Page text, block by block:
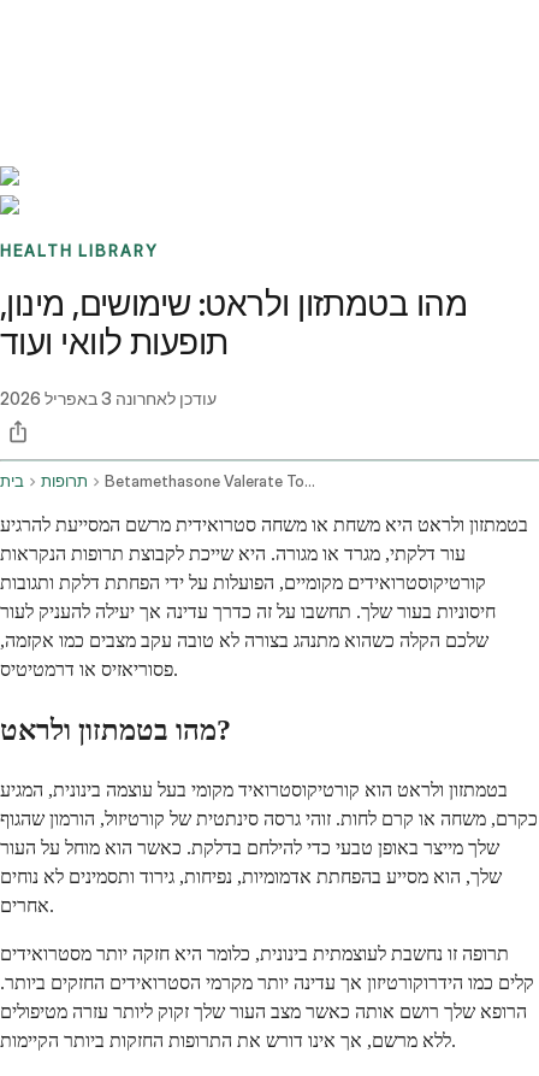
HEALTH LIBRARY
מהו בטמתזון ולראט: שימושים, מינון,
תופעות לוואי ועוד
עודכן לאחרונה 3 באפריל 2026
בית תרופות Betamethasone Valerate Topical Application Route
בטמתזון ולראט היא משחת או משחה סטרואידית מרשם המסייעת להרגיע
עור דלקתי, מגרד או מגורה. היא שייכת לקבוצת תרופות הנקראות
קורטיקוסטרואידים מקומיים, הפועלות על ידי הפחתת דלקת ותגובות
חיסוניות בעור שלך. תחשבו על זה כדרך עדינה אך יעילה להעניק לעור
שלכם הקלה כשהוא מתנהג בצורה לא טובה עקב מצבים כמו אקזמה,
פסוריאזיס או דרמטיטיס.
מהו בטמתזון ולראט?
בטמתזון ולראט הוא קורטיקוסטרואיד מקומי בעל עוצמה בינונית, המגיע
כקרם, משחה או קרם לחות. זוהי גרסה סינתטית של קורטיזול, הורמון שהגוף
שלך מייצר באופן טבעי כדי להילחם בדלקת. כאשר הוא מוחל על העור
שלך, הוא מסייע בהפחתת אדמומיות, נפיחות, גירוד ותסמינים לא נוחים
אחרים.
תרופה זו נחשבת לעוצמתית בינונית, כלומר היא חזקה יותר מסטרואידים
קלים כמו הידרוקורטיזון אך עדינה יותר מקרמי הסטרואידים החזקים ביותר.
הרופא שלך רושם אותה כאשר מצב העור שלך זקוק ליותר עזרה מטיפולים
ללא מרשם, אך אינו דורש את התרופות החזקות ביותר הקיימות.